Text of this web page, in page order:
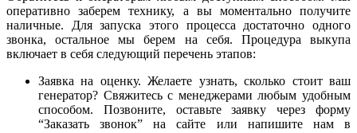
оперативно заберем технику, а вы моментально получите
наличные. Для запуска этого процесса достаточно одного
звонка, остальное мы берем на себя. Процедура выкупа
включает в себя следующий перечень этапов:
Заявка на оценку. Желаете узнать, сколько стоит ваш
генератор? Свяжитесь с менеджерами любым удобным
способом. Позвоните, оставьте заявку через форму
“Заказать звонок” на сайте или напишите нам в